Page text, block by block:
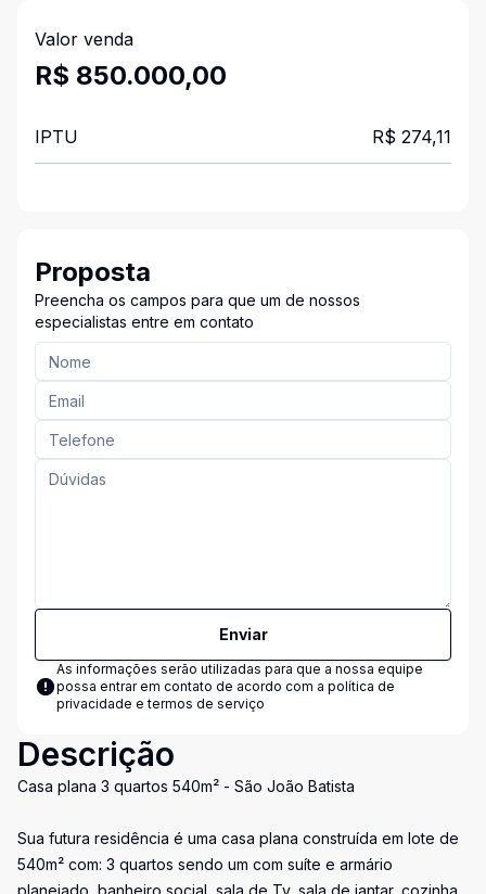
Valor venda
R$ 850.000,00
IPTU R$ 274,11
Proposta
Preencha os campos para que um de nossos
especialistas entre em contato
Enviar
As informações serão utilizadas para que a nossa equipe
possa entrar em contato de acordo com a política de
privacidade e termos de serviço
Descrição
Casa plana 3 quartos 540m² - São João Batista
Sua futura residência é uma casa plana construída em lote de
540m² com: 3 quartos sendo um com suíte e armário
planejado, banheiro social, sala de Tv, sala de jantar, cozinha